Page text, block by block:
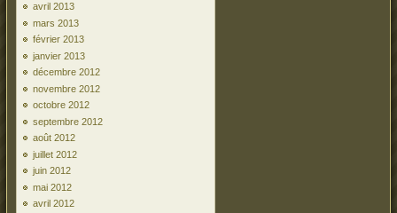
avril 2013
mars 2013
février 2013
janvier 2013
décembre 2012
novembre 2012
octobre 2012
septembre 2012
août 2012
juillet 2012
juin 2012
mai 2012
avril 2012